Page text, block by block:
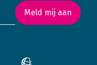
Meld mij aan